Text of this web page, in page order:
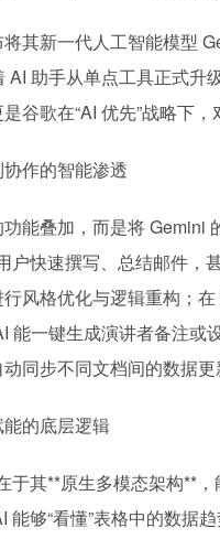
其新一代人工智能模型
AI 助手从单点工具正式升
谷歌在“AI 优先”战略下
作的智能渗透
能叠加，而是将 Gemini
户快速撰写、总结邮件，
风格优化与逻辑重构；
能一键生成演讲者备注或
同步不同文档间的数据
的底层逻辑
于其**原生多模态架构**
能够“看懂”表格中的数据